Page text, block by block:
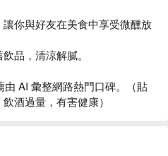
讓你與好友在美食中享受微醺放
品，清涼解膩。
AI 彙整網路熱門口碑。（貼
酒過量，有害健康）